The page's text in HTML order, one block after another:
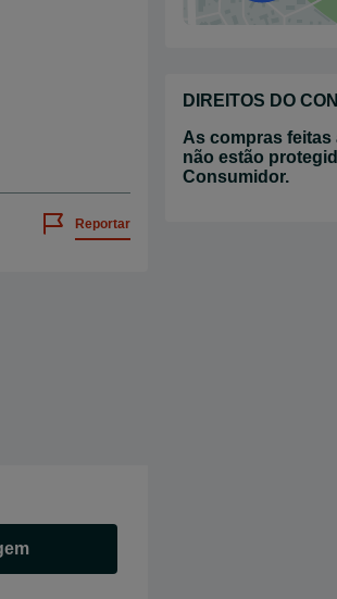
Reportar
DIREITOS DO
As compras
não estão
Consumidor.